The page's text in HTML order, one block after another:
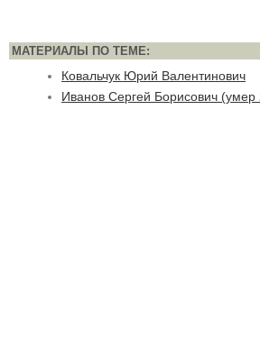
МАТЕРИАЛЫ ПО ТЕМЕ:
Ковальчук Юрий Валентинович
Иванов Сергей Борисович (умер